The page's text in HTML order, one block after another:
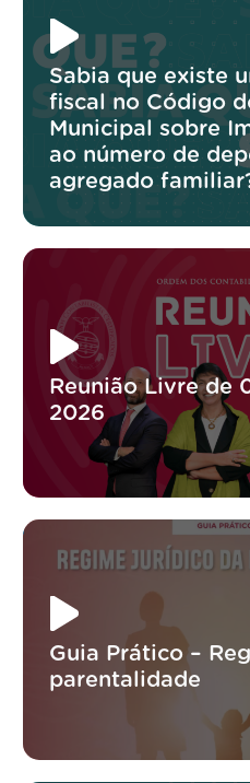
Sabia que existe
fiscal no Código
Municipal sobre
ao número de
agregado
Reunião Livre de
2026
Guia Prático –
parentalidade